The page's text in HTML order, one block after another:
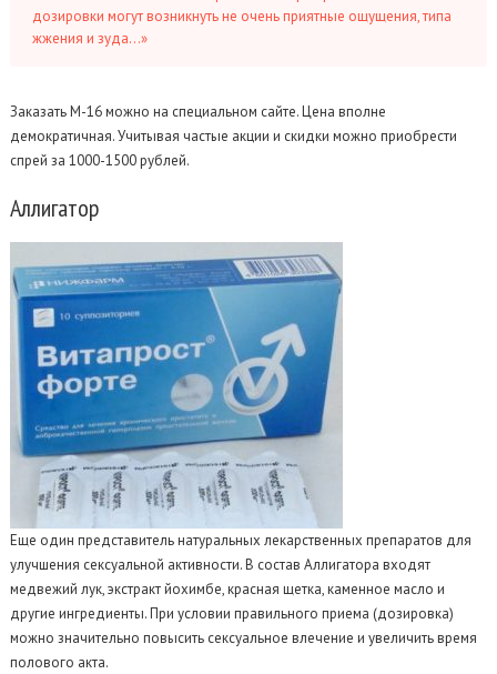
дозировки могут возникнуть не очень приятные ощущения, типа
жжения и зуда…»
Заказать М-16 можно на специальном сайте. Цена вполне
демократичная. Учитывая частые акции и скидки можно приобрести
спрей за 1000-1500 рублей.
Аллигатор
Еще один представитель натуральных лекарственных препаратов для
улучшения сексуальной активности. В состав Аллигатора входят
медвежий лук, экстракт йохимбе, красная щетка, каменное масло и
другие ингредиенты. При условии правильного приема (дозировка)
можно значительно повысить сексуальное влечение и увеличить время
полового акта.